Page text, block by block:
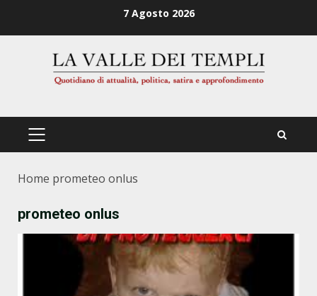
7 Agosto 2026
PRIMÄRES
Home prometeo onlus
prometeo onlus